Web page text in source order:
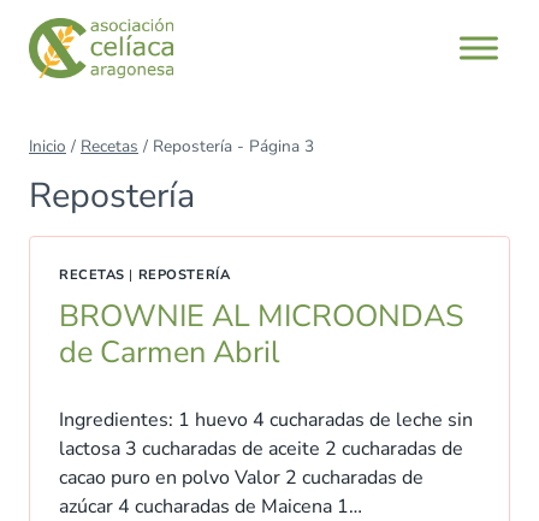
Saltar
contenido
Inicio / Recetas / Repostería - Página 3
Repostería
RECETAS | REPOSTERÍA
BROWNIE AL MICROONDAS
de Carmen Abril
Ingredientes: 1 huevo 4 cucharadas de leche sin
lactosa 3 cucharadas de aceite 2 cucharadas de
cacao puro en polvo Valor 2 cucharadas de
azúcar 4 cucharadas de Maicena 1…